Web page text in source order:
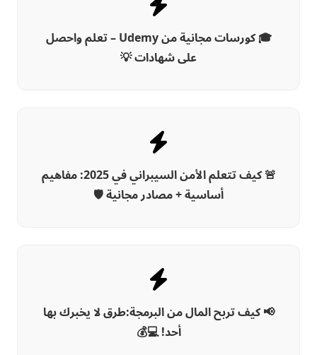
🎓 كورسات مجانية من Udemy – تعلم واحصل
على شهادات 💡
🚨 كيف تتعلم الأمن السيبراني في 2025: مفاهيم
أساسية + مصادر مجانية 🛡️
📢 كيف تربح المال من البرمجة:طرق لا يخبرك بها
أحد! 💻💰